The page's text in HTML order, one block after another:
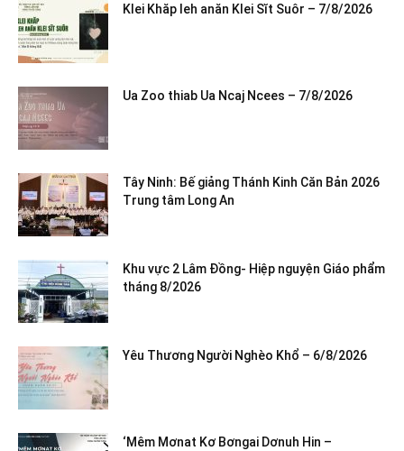
Klei Khăp leh anăn Klei Sĭt Suôr – 7/8/2026
Ua Zoo thiab Ua Ncaj Ncees – 7/8/2026
Tây Ninh: Bế giảng Thánh Kinh Căn Bản 2026
Trung tâm Long An
Khu vực 2 Lâm Đồng- Hiệp nguyện Giáo phẩm
tháng 8/2026
Yêu Thương Người Nghèo Khổ – 6/8/2026
‘Mêm Mơnat Kơ Bơngai Dơnuh Hin –